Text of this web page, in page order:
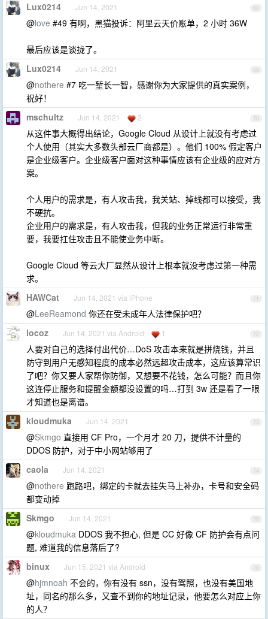
68
Lux0214 Jun 14, 2021
@love #49 有啊，黑猫投诉：阿里云天价账单，2 小时 36W
最后应该是谈拢了。
69
Lux0214 Jun 14, 2021
@nothere #7 吃一堑长一智，感谢你为大家提供的真实案例，
祝好！
70
mschultz Jun 14, 2021 2
从这件事大概得出结论，Google Cloud 从设计上就没有考虑过
个人使用（其实大多数头部云厂商都是）。他们 100% 假定客户
是企业级客户。企业级客户面对这种事情应该有企业级的应对方
案。
个人用户的需求是，有人攻击我，我关站、掉线都可以接受，我
不硬抗。
企业用户的需求是，有人攻击我，但我的业务正常运行非常重
要，我要扛住攻击且不能使业务中断。
Google Cloud 等云大厂显然从设计上根本就没考虑过第一种需
求。
71
HAWCat Jun 14, 2021 via iPhone
@LeeReamond 你还在受未成年人法律保护吧？
72
locoz Jun 14, 2021 via Android 1
人要对自己的选择付出代价…DoS 攻击本来就是拼烧钱，并且
防守到用户无感知程度的成本必然远超攻击成本，这应该算常识
了吧？你又要人家帮你防御，又想要不花钱，怎么可能？而且你
这连停止服务和提醒金额都没设置的吗…打到 3w 还是看了一眼
才知道也是离谱。
73
kloudmuka Jun 14, 2021
@Skmgo 直接用 CF Pro，一个月才 20 刀，提供不计量的
DDOS 防护，对于中小网站够用了
74
caola Jun 14, 2021
@nothere 跑路吧，绑定的卡就去挂失马上补办，卡号和安全码
都变动掉
75
Skmgo Jun 14, 2021
@kloudmuka DDOS 我不担心, 但是 CC 好像 CF 防护会有点问
题, 难道我的信息落后了?
76
binux Jun 15, 2021 via Android
@hjmnoah 不会的，你有没有 ssn，没有驾照，也没有美国地
址，同名的那么多，又查不到你的地址记录，他要怎么对应上你
的人？